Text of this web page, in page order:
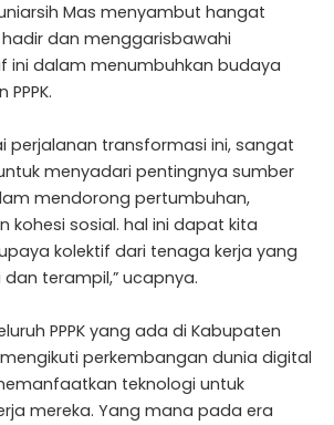
Mas menyambut hangat
hadir dan menggarisbawahi
ini dalam menumbuhkan budaya
perjalanan transformasi ini, sangat
menyadari pentingnya sumber
mendorong pertumbuhan,
kohesi sosial. hal ini dapat kita
kolektif dari tenaga kerja yang
terampil,” ucapnya.
PPPK yang ada di Kabupaten
perkembangan dunia digital
teknologi untuk
mereka. Yang mana pada era